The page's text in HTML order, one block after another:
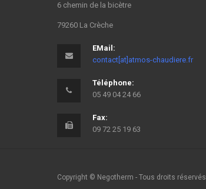
6 chemin de la bicètre
79260 La Crèche
EMail:
contact[at]atmos-chaudiere.fr
Téléphone:
05 49 04 24 66
Fax:
09 72 25 19 63
Copyright © Negotherm - Tous droits réservés